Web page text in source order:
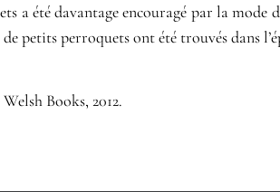
été davantage encouragé par la mode
petits perroquets ont été trouvés dans
Books, 2012.